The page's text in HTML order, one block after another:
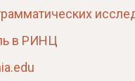
в РИНЦ